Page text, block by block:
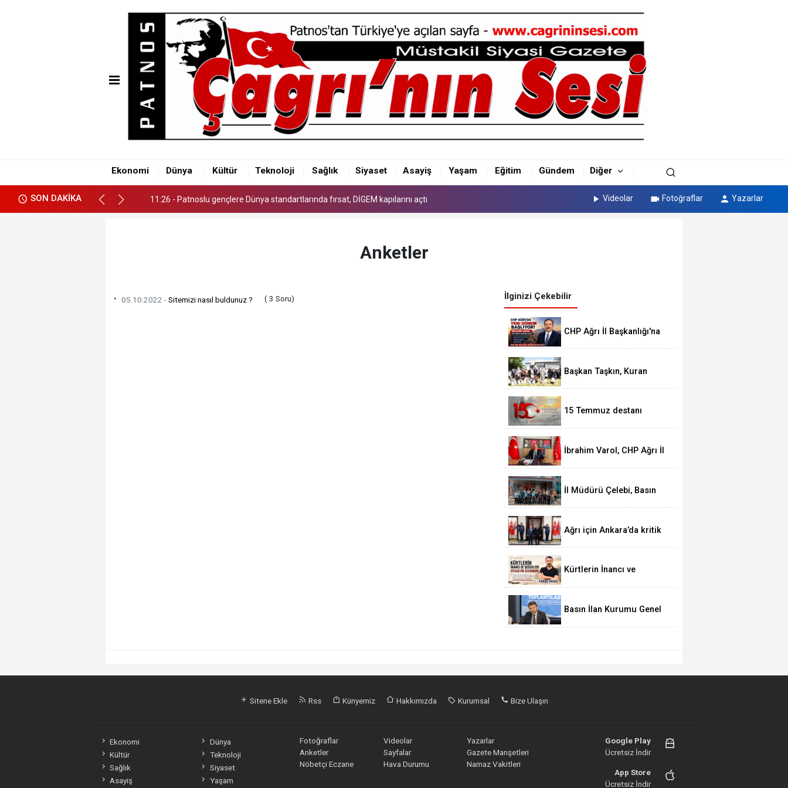
Ekonomi Dünya Kültür Teknoloji Sağlık Siyaset Asayiş Yaşam Eğitim Gündem Diğer
SON DAKİKA
11:26 - Patnoslu gençlere Dünya standartlarında fırsat, DİGEM kapılarını açtı
11:26 - Patnoslu gençlere Dünya standartlarında fırsat, DİGEM kapılarını açtı Videolar Fotoğraflar Yazarlar
Anketler
05.10.2022 -Sitemizi nasıl buldunuz ? ( 3 Soru) İlginizi Çekebilir
CHP Ağrı İl Başkanlığı'na
Başkan Taşkın, Kuran
15 Temmuz destanı
İbrahim Varol, CHP Ağrı İl
başladı
İl Müdürü Çelebi, Basın
Ağrı için Ankara’da kritik
Kürtlerin İnancı ve
Basın İlan Kurumu Genel
gazetecilerle bir araya
Sitene Ekle Rss Künyemiz Hakkımızda Kurumsal Bize Ulaşın
Ekonomi
Dünya
Kültür
Teknoloji
Sağlık
Siyaset
Asayiş
Yaşam
Fotoğraflar Videolar
Yazarlar
Anketler
Sayfalar
Gazete Manşetleri
Nöbetçi Eczane
Hava Durumu Namaz Vakitleri
Google Play
Ücretsiz İndir
App Store
Ücretsiz İndir